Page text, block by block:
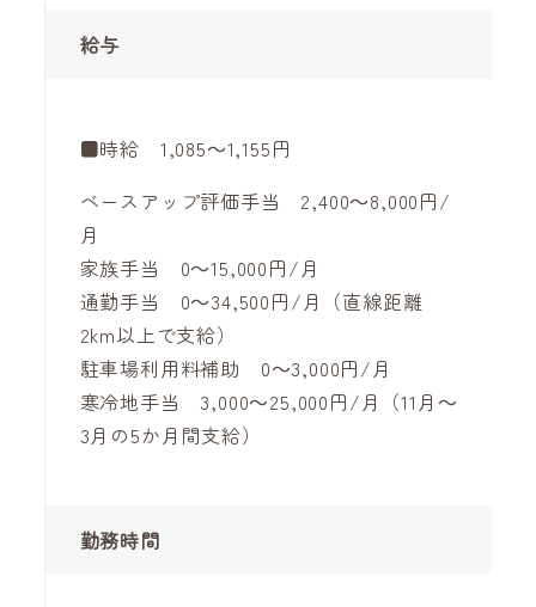
給与
■時給 1,085～1,155円
ベースアップ評価手当 2,400～8,000円/
月
家族手当 0～15,000円/月
通勤手当 0～34,500円/月（直線距離
2km以上で支給）
駐車場利用料補助 0～3,000円/月
寒冷地手当 3,000～25,000円/月（11月～
3月の5か月間支給）
勤務時間